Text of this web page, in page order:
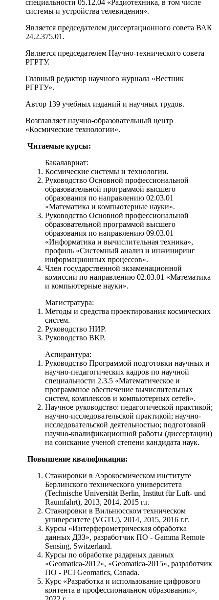
специальности 05.12.04 «Радиотехника, в том числе
системы и устройства телевидения».
Является председателем диссертационного совета ВАК
24.2.375.01.
Является председателем Научно-технического совета
РГРТУ.
Главный редактор научного журнала «Вестник
РГРТУ».
Автор 139 учебных изданий и научных трудов.
Возглавляет научно-образовательный центр
«Космические технологии».
Читаемые курсы:
Бакалавриат:
Космические системы и технологии.
Руководство Основной профессиональной
образовательной программой высшего
образования по направлению 02.03.01
«Математика и компьютерные науки».
Руководство Основной профессиональной
образовательной программой высшего
образования по направлению 09.03.01
«Информатика и вычислительная техника»,
профиль «Системный анализ и инжиниринг
информационных процессов».
Член государственной экзаменационной
комиссии по направлению 02.03.01 «Математика
и компьютерные науки».
Магистратура:
Методы и средства проектирования космических
систем.
Руководство НИР.
Руководство ВКР.
Аспирантура:
Руководство Программой подготовки научных и
научно-педагогических кадров по научной
специальности 2.3.5 «Математическое и
программное обеспечение вычислительных
систем, комплексов и компьютерных сетей».
Научное руководство: педагогической практикой;
научно-исследовательской практикой; научно-
исследовательской деятельностью; подготовкой
научно-квалификационной работы (диссертации)
на соискание ученой степени кандидата наук.
Повышение квалификации:
Стажировки в Аэрокосмическом институте
Берлинского технического университета
(Technische Universität Berlin, Institut für Luft- und
Raumfahrt), 2013, 2014, 2015 г.г.
Стажировки в Вильнюсском техническом
университете (VGTU), 2014, 2015, 2016 г.г.
Курсы «Интерферометрическая обработка
данных ДЗЗ», разработчик ПО - Gamma Remote
Sensing, Switzerland.
Курсы по обработке радарных данных
«Geomatica-2012», «Geomatica-2015», разработчик
ПО - PCI Geomatics, Canada.
Курс «Разработка и использование цифрового
контента в профессиональном образовании»,